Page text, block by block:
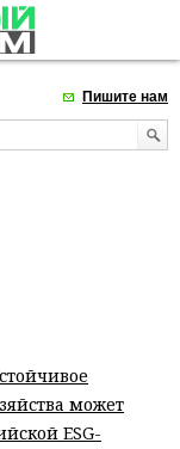
Пишите нам
может
ESG-